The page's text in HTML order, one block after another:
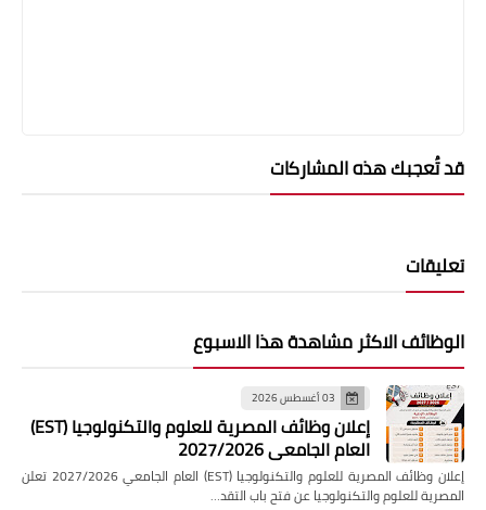
قد تُعجبك هذه المشاركات
تعليقات
الوظائف الاكثر مشاهدة هذا الاسبوع
03 أغسطس 2026
إعلان وظائف المصرية للعلوم والتكنولوجيا (EST)
العام الجامعي 2027/2026
إعلان وظائف المصرية للعلوم والتكنولوجيا (EST) العام الجامعي 2027/2026 تعلن
المصرية للعلوم والتكنولوجيا عن فتح باب التقد…